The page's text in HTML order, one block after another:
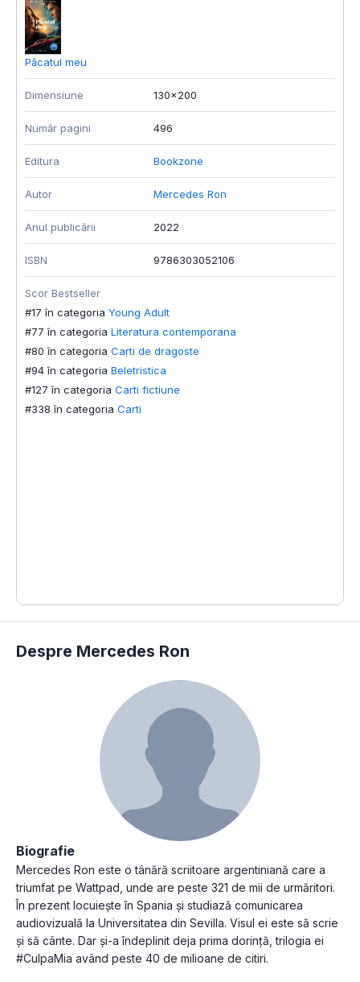
Păcatul meu
Dimensiune 130x200
Număr pagini 496
Editura Bookzone
Autor Mercedes Ron
Anul publicării 2022
ISBN 9786303052106
Scor Bestseller
#17 în categoria Young Adult
#77 în categoria Literatura contemporana
#80 în categoria Carti de dragoste
#94 în categoria Beletristica
#127 în categoria Carti fictiune
#338 în categoria Carti
Despre Mercedes Ron
Biografie
Mercedes Ron este o tânără scriitoare argentiniană care a
triumfat pe Wattpad, unde are peste 321 de mii de urmăritori.
În prezent locuiește în Spania și studiază comunicarea
audiovizuală la Universitatea din Sevilla. Visul ei este să scrie
și să cânte. Dar și-a îndeplinit deja prima dorință, trilogia ei
#CulpaMia având peste 40 de milioane de citiri.